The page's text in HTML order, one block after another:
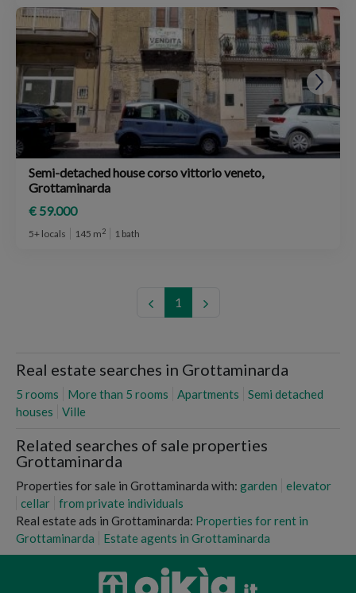
Semi-detached house corso vittorio veneto,
Grottaminarda
€ 59.000
5+ locals 145 m2 1 bath
1
Real estate searches in Grottaminarda
5 rooms More than 5 rooms Apartments
Semi detached
houses
Ville
Related searches of sale properties
Grottaminarda
Properties for sale in Grottaminarda with: garden
elevator
cellar
from private individuals
Real estate ads in Grottaminarda: Properties for rent in
Grottaminarda
Estate agents in Grottaminarda